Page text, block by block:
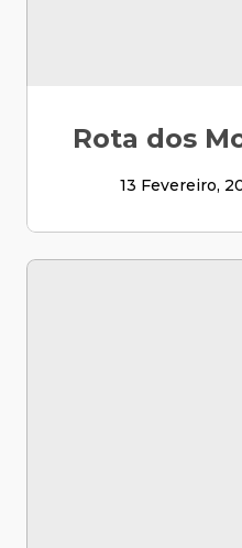
Rota dos
13 Fevereiro,